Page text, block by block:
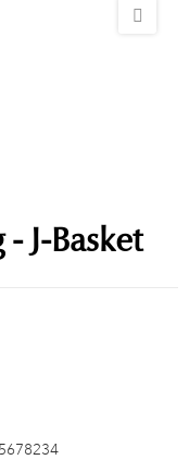
J-Basket